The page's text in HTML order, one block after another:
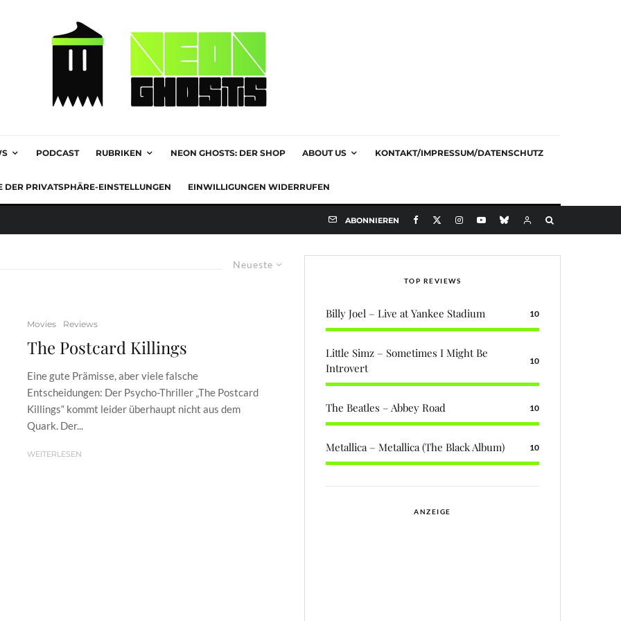
PODCAST RUBRIKEN NEON GHOSTS: DER SHOP ABOUT US KONTAKT/IMPRESSUM/DATENSCHUTZ
DER PRIVATSPHÄRE-EINSTELLUNGEN EINWILLIGUNGEN WIDERRUFEN
ABONNIEREN
Neueste
Movies Reviews
The Postcard Killings
Eine gute Prämisse, aber viele falsche
Entscheidungen: Der Psycho-Thriller „The Postcard
Killings“ kommt leider überhaupt nicht aus dem
Quark. Der...
WEITERLESEN
TOP REVIEWS
Billy Joel – Live at Yankee Stadium 10
Little Simz – Sometimes I Might Be
Introvert
10
The Beatles – Abbey Road 10
Metallica – Metallica (The Black Album) 10
ANZEIGE